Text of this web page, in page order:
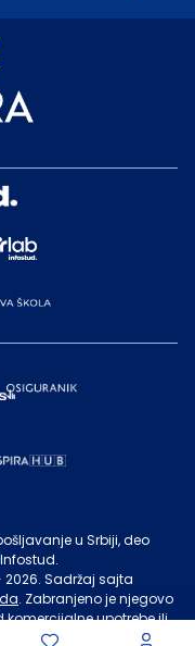
u Srbiji, deo
2026. Sadržaj sajta
. Zabranjeno je njegovo
komercijalne upotrebe ili
sajta.